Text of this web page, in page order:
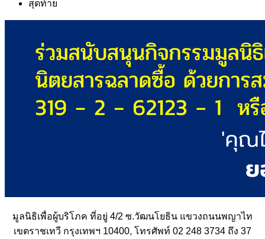
สุดท้าย
มูลนิธิเพื่อผู้บริโภค ที่อยู่ 4/2 ซ.วัฒนโยธิน แขวงถนนพญาไท
เขตราชเทวี กรุงเทพฯ 10400, โทรศัพท์ 02 248 3734 ถึง 37